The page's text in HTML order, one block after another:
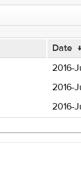
Date ↓
2016-
2016-
2016-